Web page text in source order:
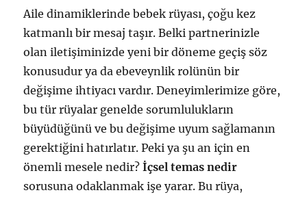
Aile dinamiklerinde bebek rüyası, çoğu kez
katmanlı bir mesaj taşır. Belki partnerinizle
olan iletişiminizde yeni bir döneme geçiş söz
konusudur ya da ebeveynlik rolünün bir
değişime ihtiyacı vardır. Deneyimlerimize göre,
bu tür rüyalar genelde sorumlulukların
büyüdüğünü ve bu değişime uyum sağlamanın
gerektiğini hatırlatır. Peki ya şu an için en
önemli mesele nedir?İçsel temas nedir
sorusuna odaklanmak işe yarar. Bu rüya,